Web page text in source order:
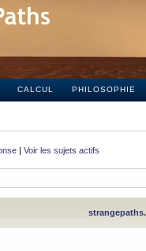
CALCUL PHILOSOPHIE
| Voir les sujets actifs